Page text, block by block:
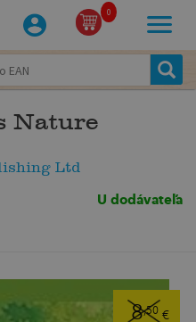
0
Nature
Ltd
U dodávateľa
8,50 €